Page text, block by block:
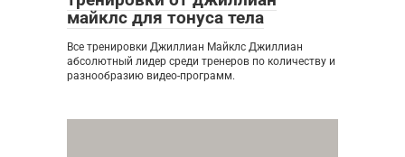
майклс для тонуса тела
Все тренировки Джиллиан Майклс Джиллиан
абсолютный лидер среди тренеров по количеству и
разнообразию видео-программ.